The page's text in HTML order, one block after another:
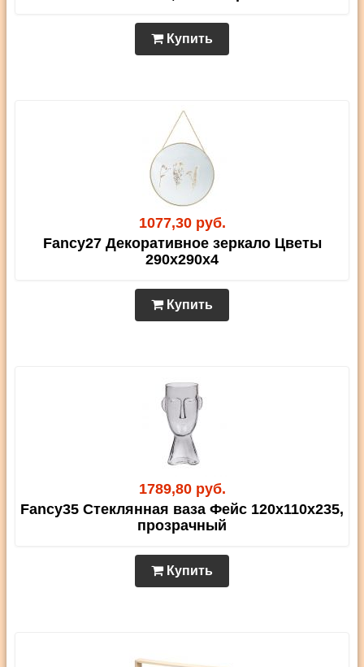
Купить
1077,30 руб.
Fancy27 Декоративное зеркало Цветы
290х290х4
Купить
1789,80 руб.
Fancy35 Стеклянная ваза Фейс 120х110х235,
прозрачный
Купить